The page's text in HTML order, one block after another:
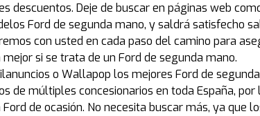
descuentos. Deje de buscar en páginas web
Ford de segunda mano, y saldrá satisfecho
con usted en cada paso del camino para
si se trata de un Ford de segunda mano.
o Wallapop los mejores Ford de
de múltiples concesionarios en toda España,
de ocasión. No necesita buscar más, ya